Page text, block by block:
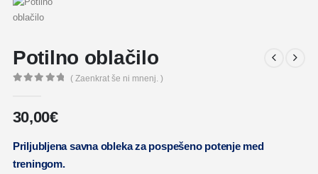
Potilno oblačilo
( Zaenkrat še ni mnenj. )
30,00€
Priljubljena savna obleka za pospešeno potenje med
treningom.